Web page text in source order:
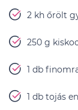
2 kh őrölt
250 g
1 db
1 db tojás